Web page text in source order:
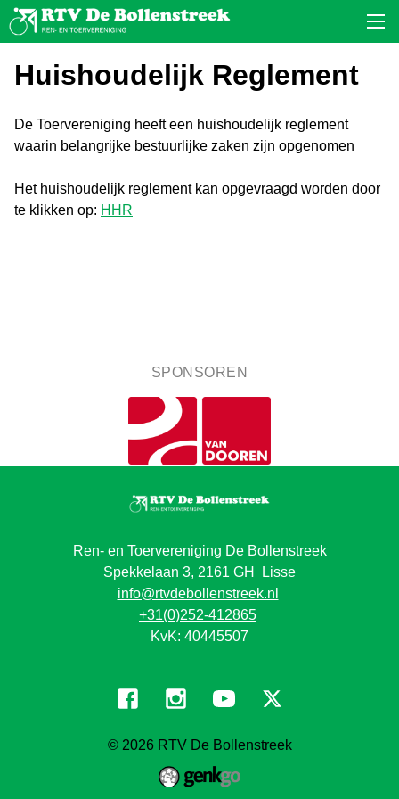
Huishoudelijk Reglement
De Toervereniging heeft een huishoudelijk reglement
waarin belangrijke bestuurlijke zaken zijn opgenomen
Het huishoudelijk reglement kan opgevraagd worden door
te klikken op: HHR
SPONSOREN
Ren- en Toervereniging De Bollenstreek
Spekkelaan 3, 2161 GH Lisse
info@rtvdebollenstreek.nl
+31(0)252-412865
KvK: 40445507
© 2026RTV De Bollenstreek